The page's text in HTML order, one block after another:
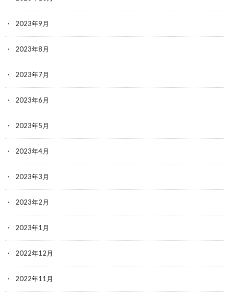
2023年9月
2023年8月
2023年7月
2023年6月
2023年5月
2023年4月
2023年3月
2023年2月
2023年1月
2022年12月
2022年11月